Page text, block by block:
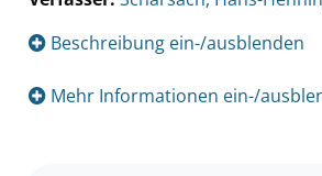
Beschreibung ein-/ausblenden
Mehr Informationen ein-/